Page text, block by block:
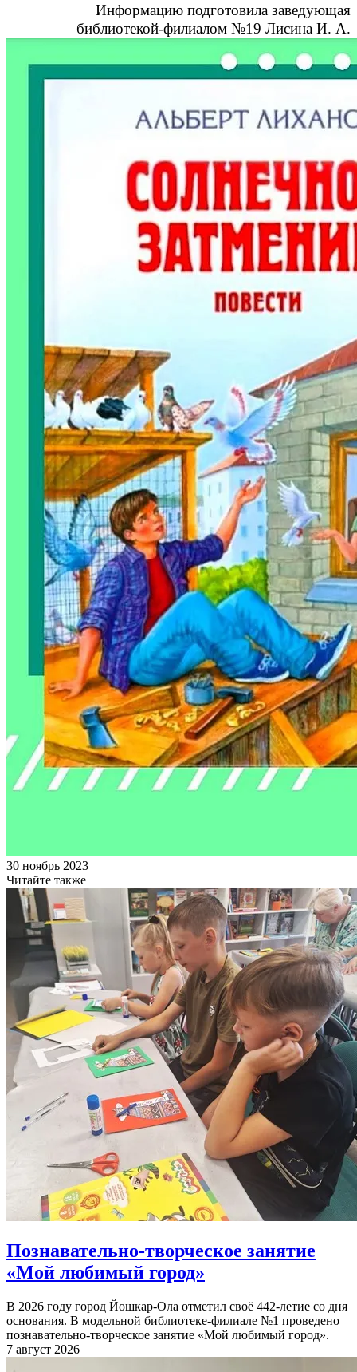
Информацию подготовила заведующая
библиотекой-филиалом №19 Лисина И. А.
30 ноябрь 2023
Читайте также
Познавательно-творческое занятие
«Мой любимый город»
В 2026 году город Йошкар-Ола отметил своё 442-летие со дня
основания. В модельной библиотеке-филиале №1 проведено
познавательно-творческое занятие «Мой любимый город».
7 август 2026